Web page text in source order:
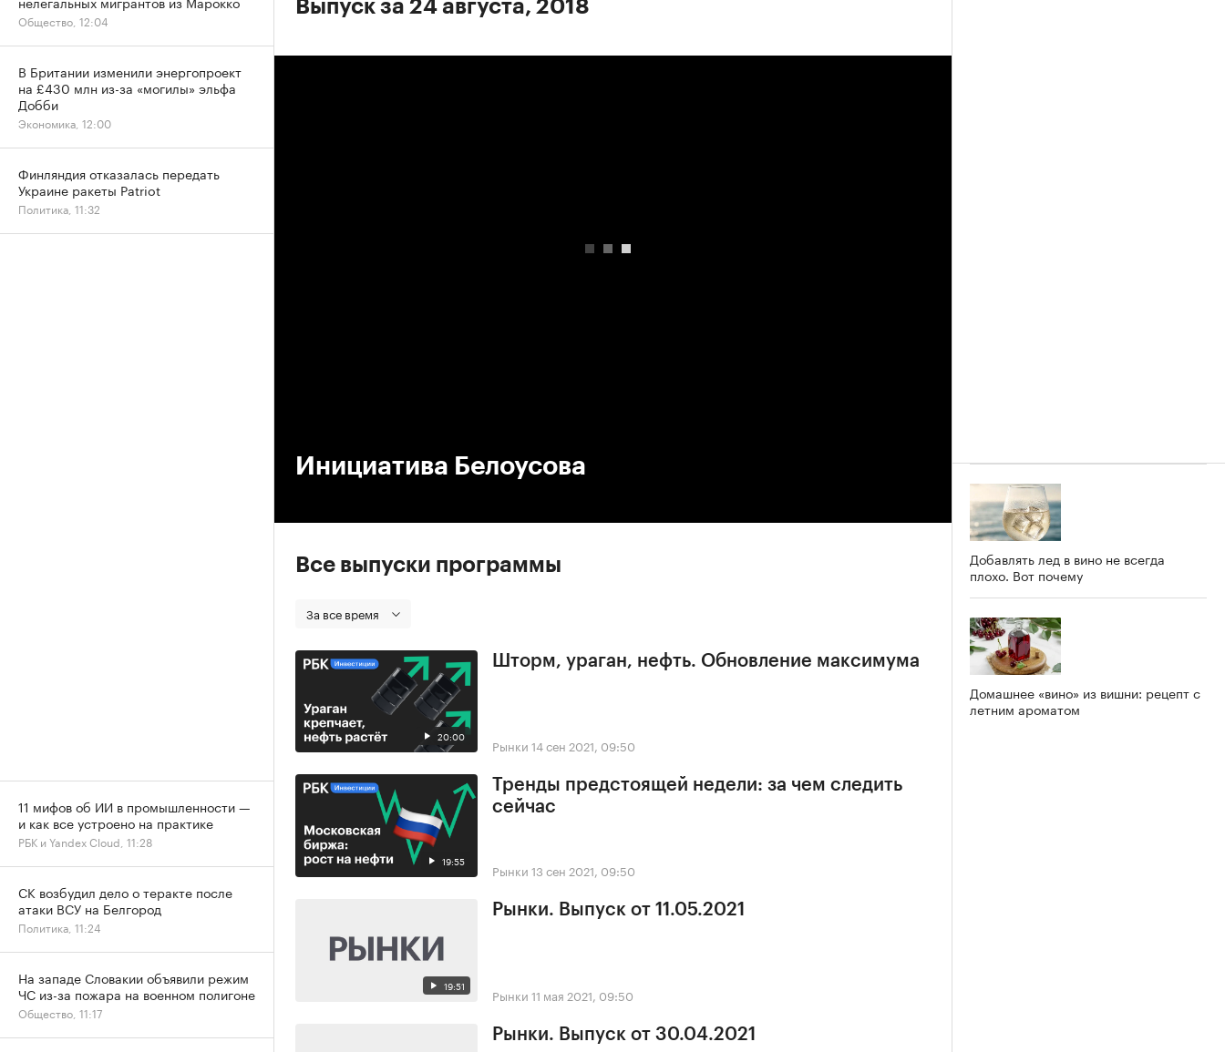
Выпуск за 24 августа, 2018
Инициатива Белоусова
Все выпуски программы
За все время
20:00
Шторм, ураган, нефть. Обновление максимума
Рынки 14 сен 2021, 09:50
19:55
Тренды предстоящей недели: за чем следить
сейчас
Рынки 13 сен 2021, 09:50
19:51
Рынки. Выпуск от 11.05.2021
Рынки 11 мая 2021, 09:50
Рынки. Выпуск от 30.04.2021
Добавлять лед в вино не всегда
плохо. Вот почему
Домашнее «вино» из вишни: рецепт с
летним ароматом
Общество, 12:04
В Британии изменили энергопроект
на £430 млн из-за «могилы» эльфа
Добби
Экономика, 12:00
Финляндия отказалась передать
Украине ракеты Patriot
Политика, 11:32
11 мифов об ИИ в промышленности —
и как все устроено на практике
РБК и Yandex Cloud, 11:28
СК возбудил дело о теракте после
атаки ВСУ на Белгород
Политика, 11:24
На западе Словакии объявили режим
ЧС из-за пожара на военном полигоне
Общество, 11:17